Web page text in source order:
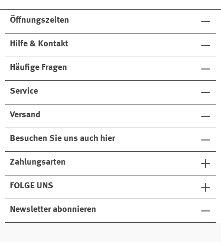
Öffnungszeiten
Hilfe & Kontakt
Häufige Fragen
Service
Versand
Besuchen Sie uns auch hier
Zahlungsarten
FOLGE UNS
Newsletter abonnieren